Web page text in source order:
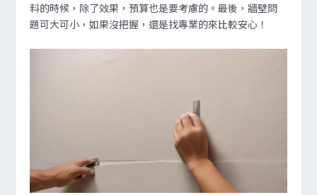
料的時候，除了效果，預算也是要考慮的。最後，牆壁問
題可大可小，如果沒把握，還是找專業的來比較安心！